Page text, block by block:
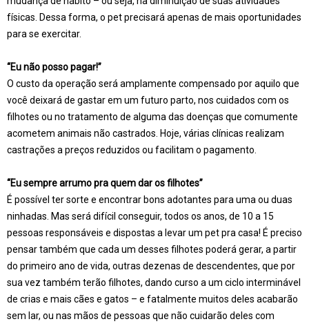
físicas. Dessa forma, o pet precisará apenas de mais oportunidades
para se exercitar.
“Eu não posso pagar!”
O custo da operação será amplamente compensado por aquilo que
você deixará de gastar em um futuro parto, nos cuidados com os
filhotes ou no tratamento de alguma das doenças que comumente
acometem animais não castrados. Hoje, várias clínicas realizam
castrações a preços reduzidos ou facilitam o pagamento.
“Eu sempre arrumo pra quem dar os filhotes”
É possível ter sorte e encontrar bons adotantes para uma ou duas
ninhadas. Mas será difícil conseguir, todos os anos, de 10 a 15
pessoas responsáveis e dispostas a levar um pet pra casa! É preciso
pensar também que cada um desses filhotes poderá gerar, a partir
do primeiro ano de vida, outras dezenas de descendentes, que por
sua vez também terão filhotes, dando curso a um ciclo interminável
de crias e mais cães e gatos – e fatalmente muitos deles acabarão
sem lar, ou nas mãos de pessoas que não cuidarão deles com